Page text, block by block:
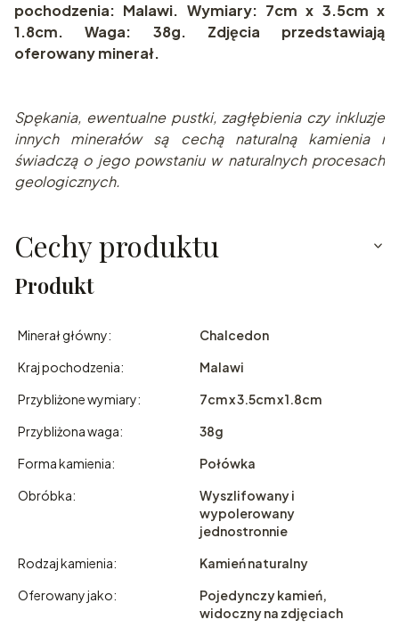
pochodzenia: Malawi. Wymiary: 7cm x 3.5cm x
1.8cm. Waga: 38g. Zdjęcia przedstawiają
oferowany minerał.
Spękania, ewentualne pustki, zagłębienia czy inkluzje
innych minerałów są cechą naturalną kamienia i
świadczą o jego powstaniu w naturalnych procesach
geologicznych.
Cechy produktu
Produkt
Minerał główny:
Chalcedon
Kraj pochodzenia:
Malawi
Przybliżone wymiary:
7cm x 3.5cm x 1.8cm
Przybliżona waga:
38g
Forma kamienia:
Połówka
Obróbka:
Wyszlifowany i
wypolerowany
jednostronnie
Rodzaj kamienia:
Kamień naturalny
Oferowany jako:
Pojedynczy kamień,
widoczny na zdjęciach